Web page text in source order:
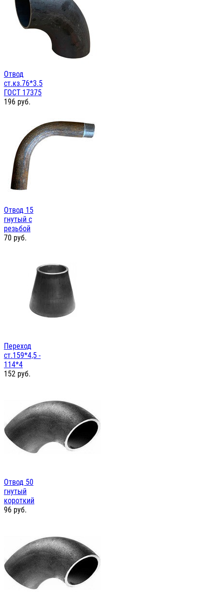
Отвод
ст.кз.76*3.5
ГОСТ 17375
196 руб.
Отвод 15
гнутый с
резьбой
70 руб.
Переход
ст.159*4,5 -
114*4
152 руб.
Отвод 50
гнутый
короткий
96 руб.